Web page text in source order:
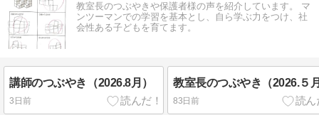
教室長のつぶやきや保護者様の声を紹介しています。 マ
ンツーマンでの学習を基本とし、自ら学ぶ力をつけ、社
会性ある子どもを育てます。
講師のつぶやき（2026.8月）
3日前
教室長のつぶやき（2026.５
83日前